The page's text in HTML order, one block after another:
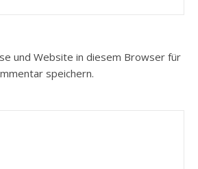
und Website in diesem Browser für
speichern.